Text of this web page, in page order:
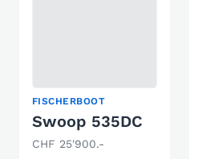
FISCHERBOOT
Swoop 535DC
CHF 25'900.-